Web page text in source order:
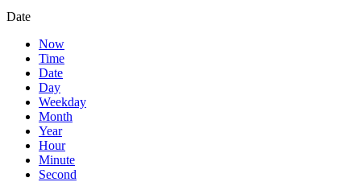
Date
Now
Time
Date
Day
Weekday
Month
Year
Hour
Minute
Second